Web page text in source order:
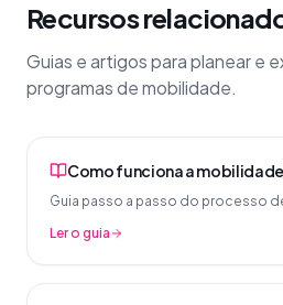
Recursos
Guias e artigos para planear e
programas de mobilidade.
Como funciona a mobilidade
Guia passo a passo do processo
Ler o guia